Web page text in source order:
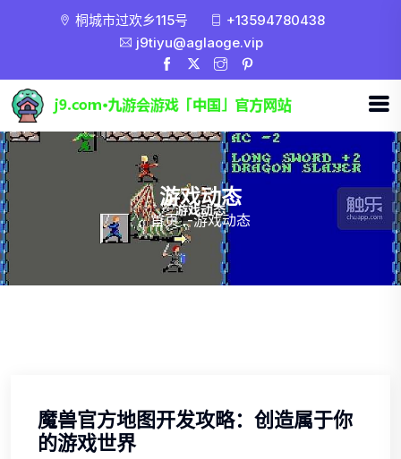
桐城市过欢乡115号
+13594780438
j9tiyu@aglaoge.vip
游戏动态
首页 -游戏动态
魔兽官方地图开发攻略：创造属于你
的游戏世界